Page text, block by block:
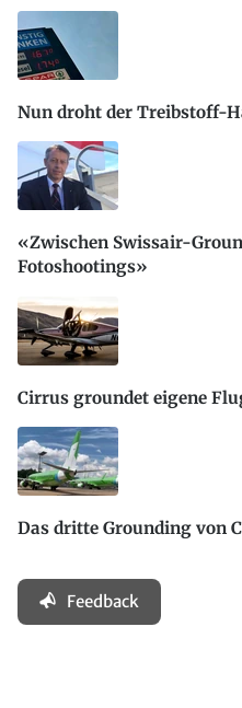
Nun droht der Treibstoff-
«Zwischen Swissair-
Fotoshootings»
Cirrus groundet eigene
Das dritte Grounding von
Feedback